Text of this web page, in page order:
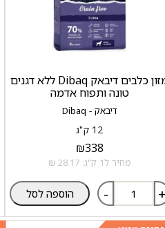
דיבאק - Dibaq
מזון כלבים דיבאק Dibaq ללא דגנים
טונה ותפוח אדמה
12 ק"ג
₪338
מחיר ל1 ק"ג: 28.17 ₪
- + הוספה לסל